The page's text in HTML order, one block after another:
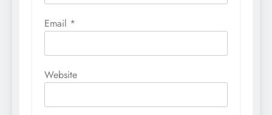
Email *
Website